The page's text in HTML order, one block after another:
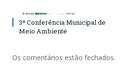
3ª Conferência Municipal de
Meio Ambiente
Os comentários estão fechados.